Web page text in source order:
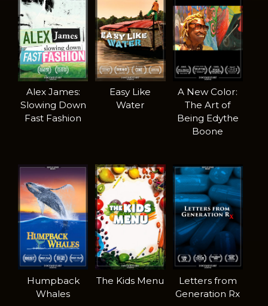
Alex James:
Slowing Down
Fast Fashion
Easy Like
Water
A New Color:
The Art of
Being Edythe
Boone
Humpback
Whales
The Kids Menu
Letters from
Generation Rx